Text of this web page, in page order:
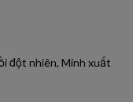
đột nhiên, Minh xuất